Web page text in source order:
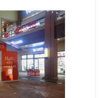
truss架出租
场地布置
雷亚舞台搭建
会议桌椅租赁